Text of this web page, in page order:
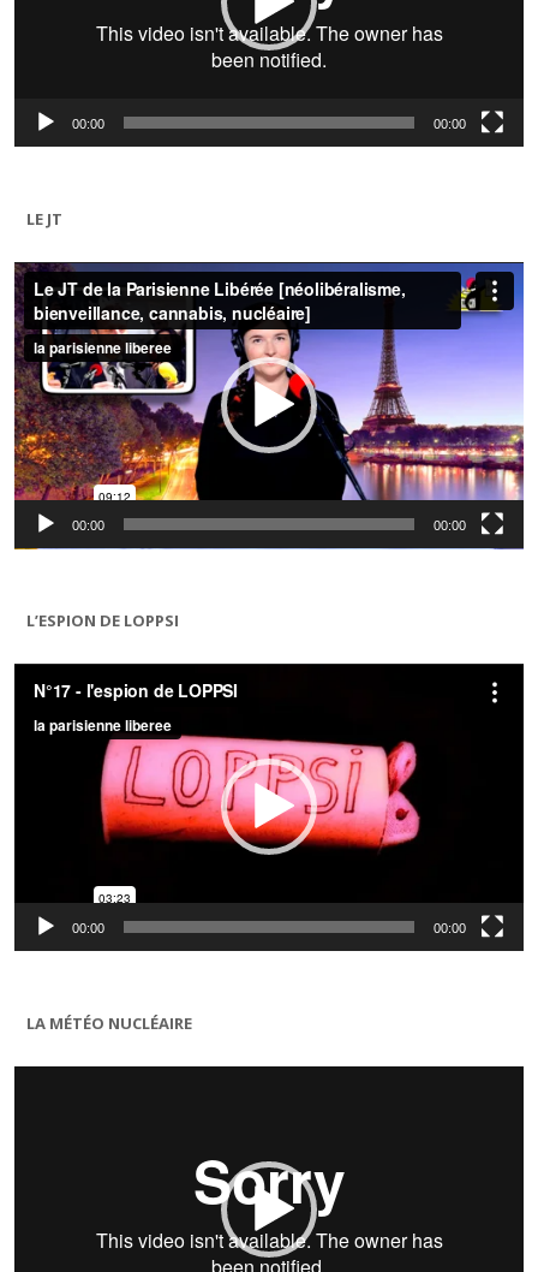
00:00 00:00
LE JT
Lecteur
vidéo
00:00 00:00
L’ESPION DE LOPPSI
Lecteur
vidéo
00:00 00:00
LA MÉTÉO NUCLÉAIRE
Lecteur